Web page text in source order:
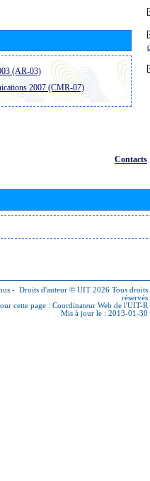
(AR-03)
2007 (CMR-07)
Contacts
- Droits d'auteur © UIT 2026 Tous droits
réservés
cette page : Coordinateur Web de l'UIT-R
Mis à jour le : 2013-01-30